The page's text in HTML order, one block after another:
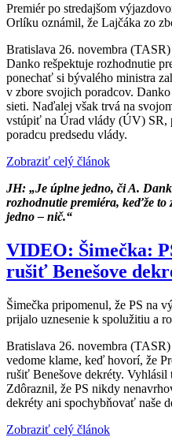
Premiér po stredajšom
Orlíku oznámil, že Lajčáka zo
Bratislava 26. novembra
Danko rešpektuje rozhodnutie
ponechať si bývalého ministra
v zbore svojich poradcov.
sieti. Naďalej však trvá na
vstúpiť na Úrad vlády (ÚV) SR,
poradcu predsedu vlády.
Zobraziť celý článok
JH: „Je úplne jedno, či A.
rozhodnutie premiéra, keďže to
jedno – nič.“
VIDEO: Šimečka:
rušiť Benešove
Šimečka pripomenul, že PS na
prijalo uznesenie k spolužitiu a
Bratislava 26. novembra
vedome klame, keď hovorí, že
rušiť Benešove dekréty.
Zdôraznil, že PS nikdy
dekréty ani spochybňovať naše
Zobraziť celý článok